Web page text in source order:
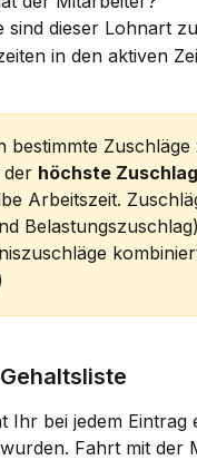
sind dieser Lohnart
in den aktiven
bestimmte
der höchste Zuschlag
Arbeitszeit.
Ihr bei jedem Eintrag
Fahrt mit der